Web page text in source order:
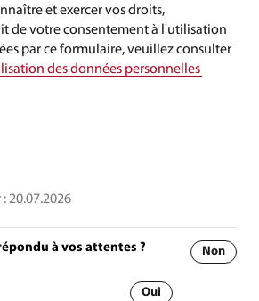
et exercer vos droits,
de votre consentement à l'utilisation
par ce formulaire, veuillez consulter
des données personnelles
:20.07.2026
à vos attentes ? Non
Oui